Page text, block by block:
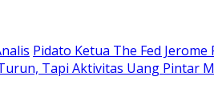
Pidato Ketua The Fed
Tapi Aktivitas Uang Pintar